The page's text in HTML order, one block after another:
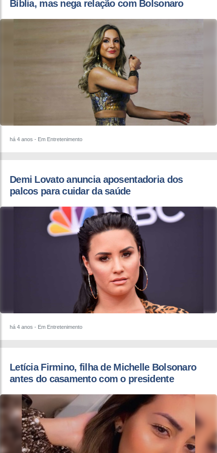
Bíblia, mas nega relação com Bolsonaro
há 4 anos - Em Entretenimento
Demi Lovato anuncia aposentadoria dos
palcos para cuidar da saúde
há 4 anos - Em Entretenimento
Letícia Firmino, filha de Michelle Bolsonaro
antes do casamento com o presidente